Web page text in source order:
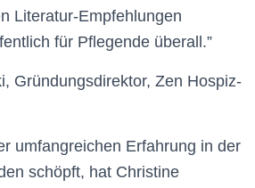
Literatur-Empfehlungen
für Pflegende überall.”
Gründungsdirektor, Zen Hospiz-
umfangreichen Erfahrung in der
schöpft, hat Christine